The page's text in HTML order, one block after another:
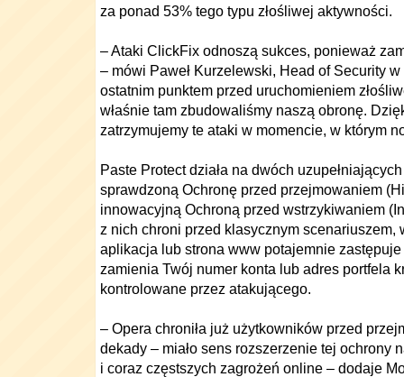
za ponad 53% tego typu złośliwej aktywności.
– Ataki ClickFix odnoszą sukces, ponieważ
– mówi Paweł Kurzelewski, Head of Security
ostatnim punktem przed uruchomieniem
właśnie tam zbudowaliśmy naszą obronę.
zatrzymujemy te ataki w momencie, w którym
Paste Protect działa na dwóch
sprawdzoną Ochronę przed przejmowaniem
innowacyjną Ochroną przed wstrzykiwaniem
z nich chroni przed klasycznym scenariuszem,
aplikacja lub strona www potajemnie
zamienia Twój numer konta lub adres portfela
kontrolowane przez atakującego.
– Opera chroniła już użytkowników przed
dekady – miało sens rozszerzenie tej ochrony
i coraz częstszych zagrożeń online – dodaje